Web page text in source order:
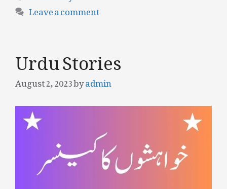
Leave a comment
Urdu Stories
August 2, 2023byadmin